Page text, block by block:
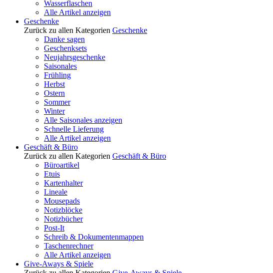
Wasserflaschen
Alle Artikel anzeigen
Geschenke
Zurück zu allen Kategorien Geschenke
Danke sagen
Geschenksets
Neujahrsgeschenke
Saisonales
Frühling
Herbst
Ostern
Sommer
Winter
Alle Saisonales anzeigen
Schnelle Lieferung
Alle Artikel anzeigen
Geschäft & Büro
Zurück zu allen Kategorien Geschäft & Büro
Büroartikel
Etuis
Kartenhalter
Lineale
Mousepads
Notizblöcke
Notizbücher
Post-It
Schreib & Dokumentenmappen
Taschenrechner
Alle Artikel anzeigen
Give-Aways & Spiele